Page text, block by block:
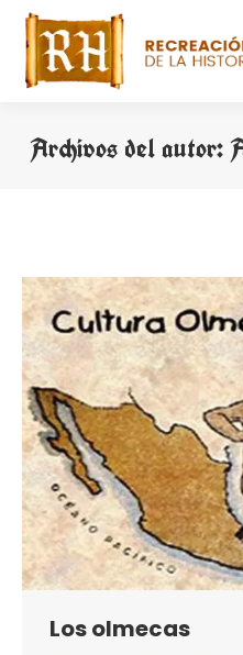
Archivos del autor:
Los olmecas